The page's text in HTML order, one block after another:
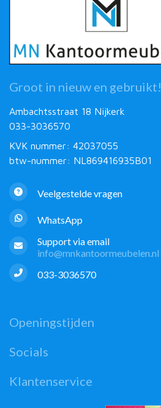
Groot in nieuw en gebruikt!
Ambachtsstraat 18 Nijkerk
033-3036570
KVK nummer: 42037055
btw-nummer: NL869416935B01
Veelgestelde vragen
WhatsApp
Support via email
info@mnkantoormeubelen.nl
033-3036570
Openingstijden
Socials
Klantenservice